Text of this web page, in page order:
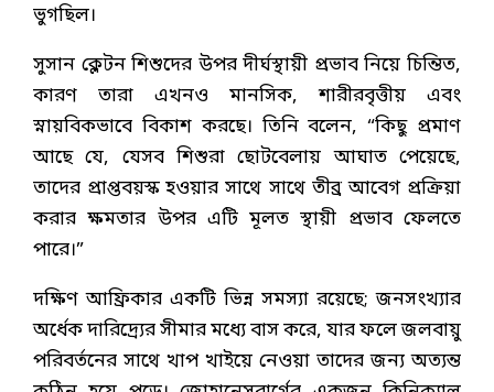
ভুগছিল।
সুসান ক্লেটন শিশুদের উপর দীর্ঘস্থায়ী প্রভাব নিয়ে চিন্তিত,
কারণ তারা এখনও মানসিক, শারীরবৃত্তীয় এবং
স্নায়বিকভাবে বিকাশ করছে। তিনি বলেন, “কিছু প্রমাণ
আছে যে, যেসব শিশুরা ছোটবেলায় আঘাত পেয়েছে,
তাদের প্রাপ্তবয়স্ক হওয়ার সাথে সাথে তীব্র আবেগ প্রক্রিয়া
করার ক্ষমতার উপর এটি মূলত স্থায়ী প্রভাব ফেলতে
পারে।”
দক্ষিণ আফ্রিকার একটি ভিন্ন সমস্যা রয়েছে; জনসংখ্যার
অর্ধেক দারিদ্র্যের সীমার মধ্যে বাস করে, যার ফলে জলবায়ু
পরিবর্তনের সাথে খাপ খাইয়ে নেওয়া তাদের জন্য অত্যন্ত